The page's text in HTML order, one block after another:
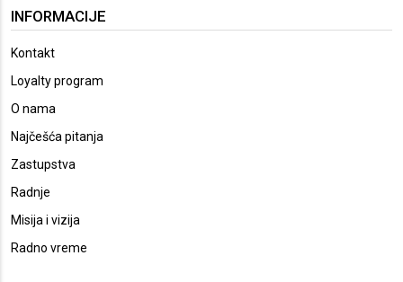
INFORMACIJE
Kontakt
Loyalty program
O nama
Najčešća pitanja
Zastupstva
Radnje
Misija i vizija
Radno vreme